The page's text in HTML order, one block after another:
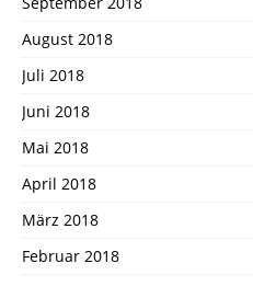
August 2018
Juli 2018
Juni 2018
Mai 2018
April 2018
März 2018
Februar 2018